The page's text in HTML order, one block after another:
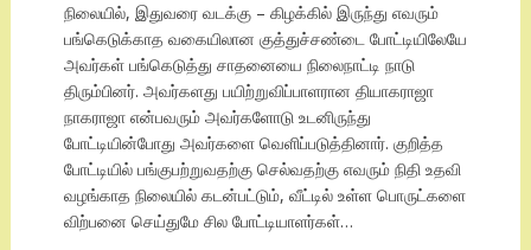
நிலையில், இதுவரை வடக்கு – கிழக்கில் இருந்து எவரும்
பங்கெடுக்காத வகையிலான குத்துச்சண்டை போட்டியிலேயே
அவர்கள் பங்கெடுத்து சாதனையை நிலைநாட்டி நாடு
திரும்பினர். அவர்களது பயிற்றுவிப்பாளரான தியாகராஜா
நாகராஜா என்பவரும் அவர்களோடு உடனிருந்து
போட்டியின்போது அவர்களை வெளிப்படுத்தினார். குறித்த
போட்டியில் பங்குபற்றுவதற்கு செல்வதற்கு எவரும் நிதி உதவி
வழங்காத நிலையில் கடன்பட்டும், வீட்டில் உள்ள பொருட்களை
விற்பனை செய்துமே சில போட்டியாளர்கள்…